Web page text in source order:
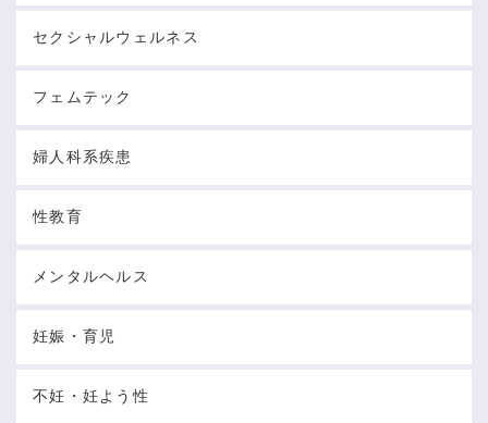
セクシャルウェルネス
フェムテック
婦人科系疾患
性教育
メンタルヘルス
妊娠・育児
不妊・妊よう性